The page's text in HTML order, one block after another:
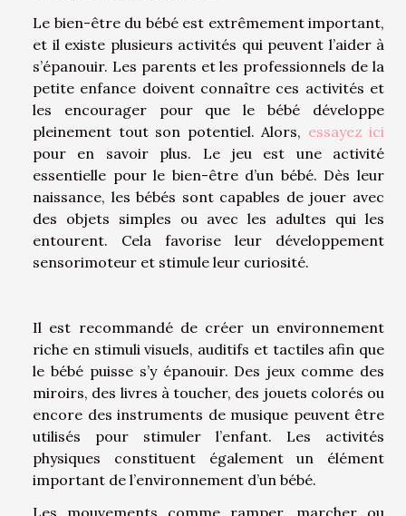
Le bien-être du bébé est extrêmement important,
et il existe plusieurs activités qui peuvent l’aider à
s’épanouir. Les parents et les professionnels de la
petite enfance doivent connaître ces activités et
les encourager pour que le bébé développe
pleinement tout son potentiel. Alors, essayez ici
pour en savoir plus. Le jeu est une activité
essentielle pour le bien-être d’un bébé. Dès leur
naissance, les bébés sont capables de jouer avec
des objets simples ou avec les adultes qui les
entourent. Cela favorise leur développement
sensorimoteur et stimule leur curiosité.
Il est recommandé de créer un environnement
riche en stimuli visuels, auditifs et tactiles afin que
le bébé puisse s’y épanouir. Des jeux comme des
miroirs, des livres à toucher, des jouets colorés ou
encore des instruments de musique peuvent être
utilisés pour stimuler l’enfant. Les activités
physiques constituent également un élément
important de l’environnement d’un bébé.
Les mouvements comme ramper, marcher ou